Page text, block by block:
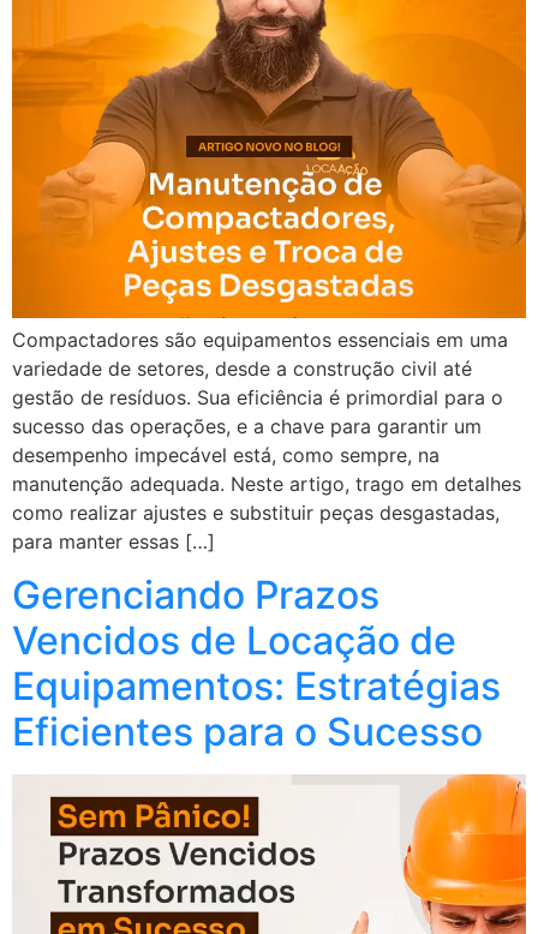
Compactadores são equipamentos essenciais em uma
variedade de setores, desde a construção civil até
gestão de resíduos. Sua eficiência é primordial para o
sucesso das operações, e a chave para garantir um
desempenho impecável está, como sempre, na
manutenção adequada. Neste artigo, trago em detalhes
como realizar ajustes e substituir peças desgastadas,
para manter essas […]
Gerenciando Prazos
Vencidos de Locação de
Equipamentos: Estratégias
Eficientes para o Sucesso